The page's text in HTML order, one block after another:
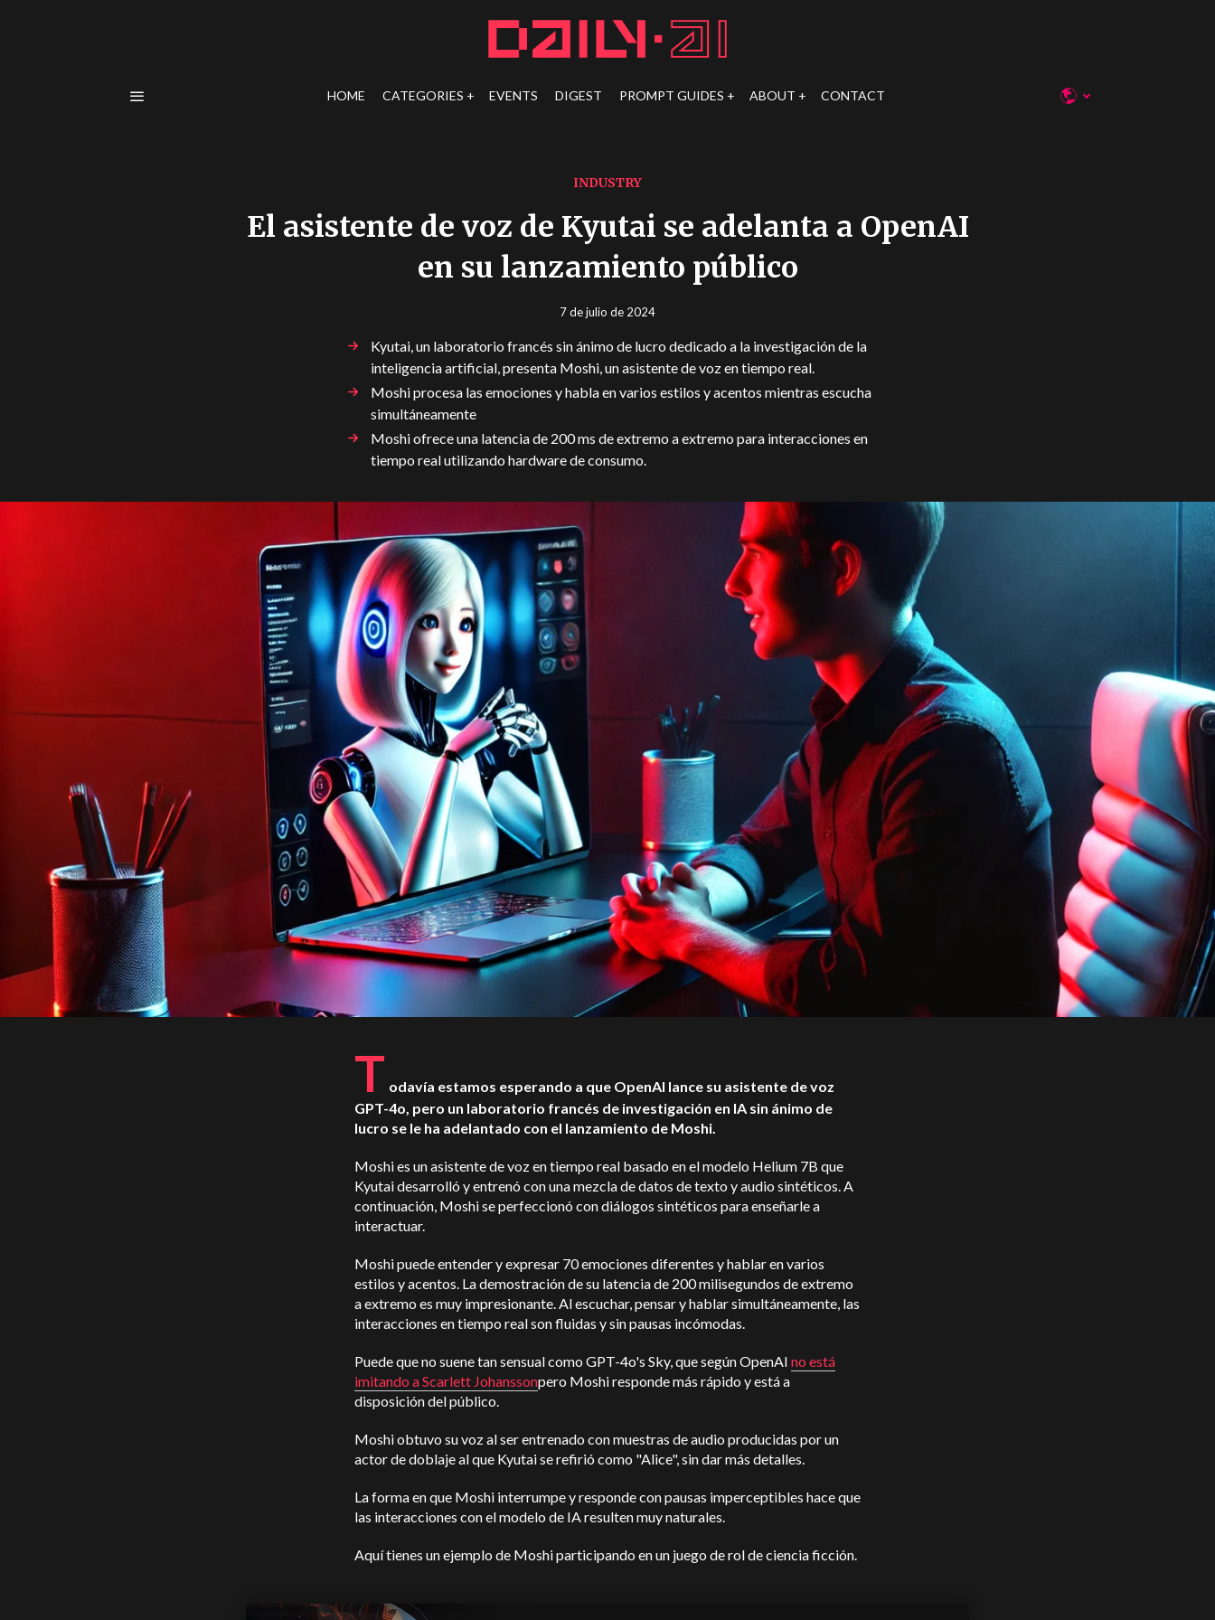
HOME CATEGORIES EVENTS DIGEST PROMPT GUIDES ABOUT CONTACT
INDUSTRY
El asistente de voz de Kyutai se adelanta a OpenAI
en su lanzamiento público
7 de julio de 2024
Kyutai, un laboratorio francés sin ánimo de lucro dedicado a la investigación de la
inteligencia artificial, presenta Moshi, un asistente de voz en tiempo real.
Moshi procesa las emociones y habla en varios estilos y acentos mientras escucha
simultáneamente
Moshi ofrece una latencia de 200 ms de extremo a extremo para interacciones en
tiempo real utilizando hardware de consumo.
T odavía estamos esperando a que OpenAI lance su asistente de voz
GPT-4o, pero un laboratorio francés de investigación en IA sin ánimo de
lucro se le ha adelantado con el lanzamiento de Moshi.
Moshi es un asistente de voz en tiempo real basado en el modelo Helium 7B que
Kyutai desarrolló y entrenó con una mezcla de datos de texto y audio sintéticos. A
continuación, Moshi se perfeccionó con diálogos sintéticos para enseñarle a
interactuar.
Moshi puede entender y expresar 70 emociones diferentes y hablar en varios
estilos y acentos. La demostración de su latencia de 200 milisegundos de extremo
a extremo es muy impresionante. Al escuchar, pensar y hablar simultáneamente, las
interacciones en tiempo real son fluidas y sin pausas incómodas.
Puede que no suene tan sensual como GPT-4o's Sky, que según OpenAI no está
imitando a Scarlett Johanssonpero Moshi responde más rápido y está a
disposición del público.
Moshi obtuvo su voz al ser entrenado con muestras de audio producidas por un
actor de doblaje al que Kyutai se refirió como "Alice", sin dar más detalles.
La forma en que Moshi interrumpe y responde con pausas imperceptibles hace que
las interacciones con el modelo de IA resulten muy naturales.
Aquí tienes un ejemplo de Moshi participando en un juego de rol de ciencia ficción.